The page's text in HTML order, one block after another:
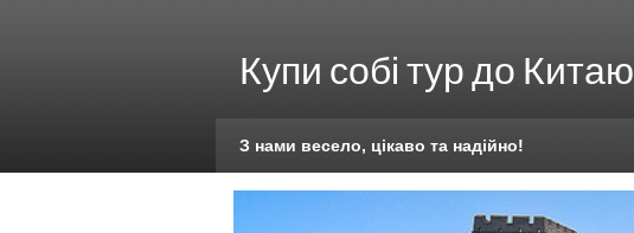
Купи собі тур до Китаю
З нами весело, цікаво та надійно!